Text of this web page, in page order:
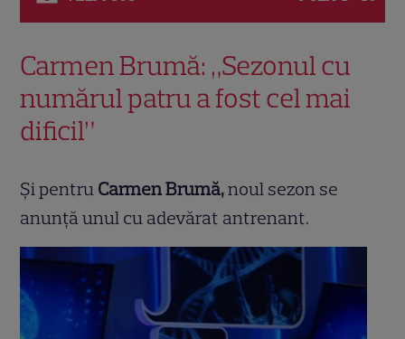
Carmen Brumă: „Sezonul cu
numărul patru a fost cel mai
dificil”
Şi pentru Carmen Brumă,noul sezon se
anunţă unul cu adevărat antrenant.